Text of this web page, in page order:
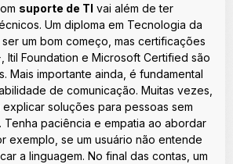
suporte de TI vai além de ter
Um diploma em Tecnologia da
um bom começo, mas certificações
Itil Foundation e Microsoft Certified são
Mais importante ainda, é fundamental
de comunicação. Muitas vezes,
soluções para pessoas sem
Tenha paciência e empatia ao abordar
exemplo, se um usuário não entende
a linguagem. No final das contas, um